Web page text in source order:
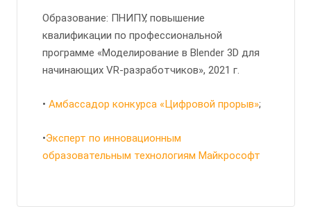
Образование: ПНИПУ, повышение
квалификации по профессиональной
программе «Моделирование в Blender 3D для
начинающих VR-разработчиков», 2021 г.
• Амбассадор конкурса «Цифровой прорыв»;
•Эксперт по инновационным
образовательным технологиям Майкрософт